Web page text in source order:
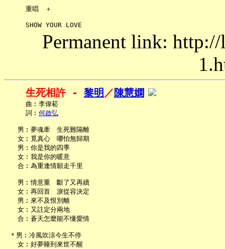
     重唱　＋
Permanent link:
生死相許 - 黎明 ／ 陳慧嫻
     曲︰李偉菘
     詞︰
何啟弘
   男︰夢魂牽　生死難隔離
   女︰覓真心　哪怕無歸期
   男︰你是我的四季
   女︰我是你的暖意
   合︰為重逢情願走千里
   男︰情意重　斷了又再續
   女︰再回首　淚從容決定
   男︰來不及恨別離
   女︰又註定分兩地
   合︰蒼天怎麼能不懂愛情
＊男︰冷風吹涼今生不停
   女︰好夢睡到來世不醒